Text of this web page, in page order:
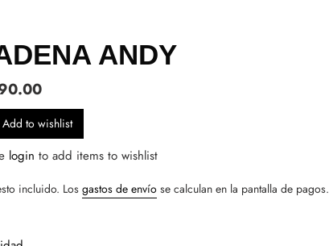
ANDY
Add to wishlist
login to add items to wishlist
incluido. Los gastos de envío se calculan en la pantalla de pagos.